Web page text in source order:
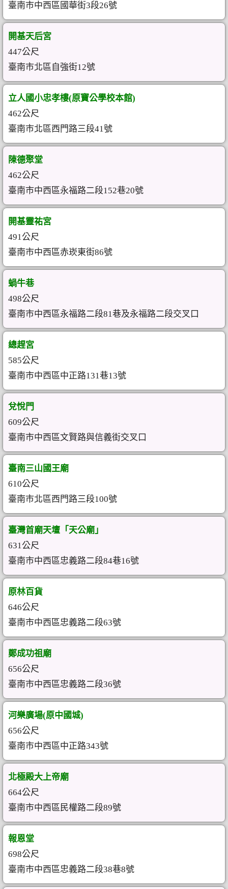
臺南市中西區國華街3段26號
開基天后宮
447公尺
臺南市北區自強街12號
立人國小忠孝樓(原寶公學校本館)
462公尺
臺南市北區西門路三段41號
陳德聚堂
462公尺
臺南市中西區永福路二段152巷20號
開基靈祐宮
491公尺
臺南市中西區赤崁東街86號
蝸牛巷
498公尺
臺南市中西區永福路二段81巷及永福路二段交叉口
總趕宮
585公尺
臺南市中西區中正路131巷13號
兌悅門
609公尺
臺南市中西區文賢路與信義街交叉口
臺南三山國王廟
610公尺
臺南市北區西門路三段100號
臺灣首廟天壇「天公廟」
631公尺
臺南市中西區忠義路二段84巷16號
原林百貨
646公尺
臺南市中西區忠義路二段63號
鄭成功祖廟
656公尺
臺南市中西區忠義路二段36號
河樂廣場(原中國城)
656公尺
臺南市中西區中正路343號
北極殿大上帝廟
664公尺
臺南市中西區民權路二段89號
報恩堂
698公尺
臺南市中西區忠義路二段38巷8號